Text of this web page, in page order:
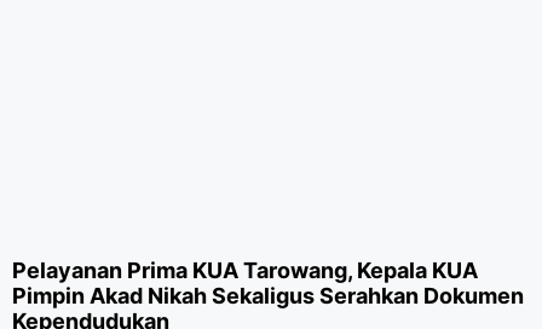
Pelayanan Prima KUA Tarowang, Kepala KUA
Pimpin Akad Nikah Sekaligus Serahkan Dokumen
Kependudukan